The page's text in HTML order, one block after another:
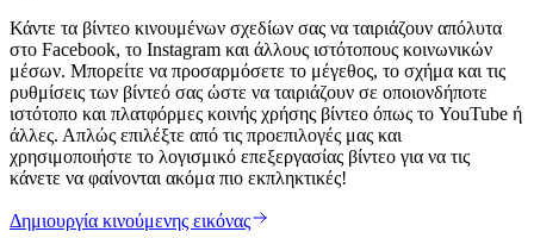
Κάντε τα βίντεο κινουμένων σχεδίων σας να ταιριάζουν απόλυτα
στο Facebook, το Instagram και άλλους ιστότοπους κοινωνικών
μέσων. Μπορείτε να προσαρμόσετε το μέγεθος, το σχήμα και τις
ρυθμίσεις των βίντεό σας ώστε να ταιριάζουν σε οποιονδήποτε
ιστότοπο και πλατφόρμες κοινής χρήσης βίντεο όπως το YouTube ή
άλλες. Απλώς επιλέξτε από τις προεπιλογές μας και
χρησιμοποιήστε το λογισμικό επεξεργασίας βίντεο για να τις
κάνετε να φαίνονται ακόμα πιο εκπληκτικές!
Δημιουργία κινούμενης εικόνας